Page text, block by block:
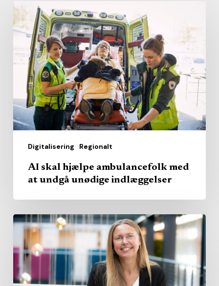
Digitalisering Regionalt
AI
skal
hjælpe
ambulancefolk
med
undgå
unødige
indlæggelser
AI skal hjælpe ambulancefolk med
at undgå unødige indlæggelser
Fra
katalog
til
konkurrence:
SKI